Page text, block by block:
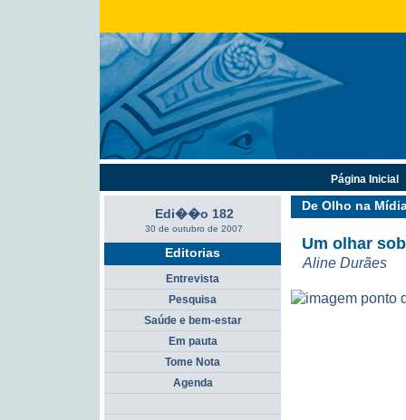
De Olho na
Um olhar
Aline Durães
Edi��o 182
30 de outubro de 2007
Editorias
Entrevista
Pesquisa
Saúde e bem-estar
Em pauta
Tome Nota
Agenda
Página Inicial